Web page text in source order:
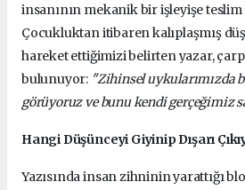
insanının mekanik bir işleyişe
Çocukluktan itibaren kalıplaşmış
hareket ettiğimizi belirten yazar,
bulunuyor: "Zihinsel uykularımızda
görüyoruz ve bunu kendi gerçeğimiz
Hangi Düşünceyi Giyinip Dışarı
Yazısında insan zihninin yarattığı